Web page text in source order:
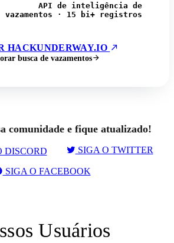
API de inteligência de
vazamentos · 15 bi+ registros
HACKUNDERWAY.IO
busca de vazamentos
comunidade e fique atualizado!
DISCORD SIGA O TWITTER
SIGA O FACEBOOK
Usuários